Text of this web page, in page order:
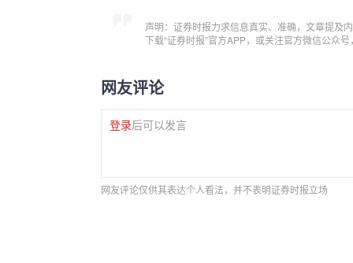
声明：证券时报力求信息真实、准确，文章提及
下载“证券时报”官方APP，或关注官方微信公众
网友评论
登录后可以发言
网友评论仅供其表达个人看法，并不表明证券时报立场